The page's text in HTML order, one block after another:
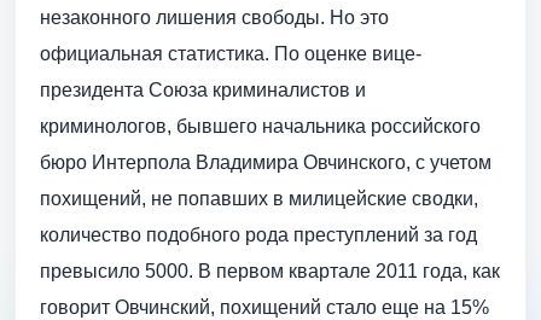
незаконного лишения свободы. Но это
официальная статистика. По оценке вице-
президента Союза криминалистов и
криминологов, бывшего начальника российского
бюро Интерпола Владимира Овчинского, с учетом
похищений, не попавших в милицейские сводки,
количество подобного рода преступлений за год
превысило 5000. В первом квартале 2011 года, как
говорит Овчинский, похищений стало еще на 15%